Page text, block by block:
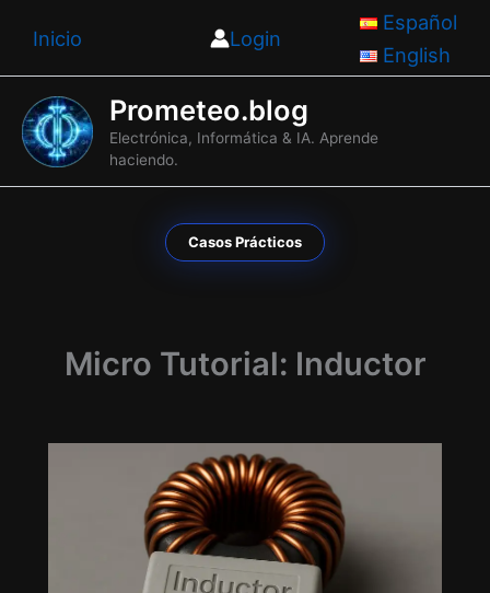
Inicio Login
Español
English
Prometeo.blog
Electrónica, Informática & IA. Aprende
haciendo.
Casos Prácticos
Micro Tutorial: Inductor